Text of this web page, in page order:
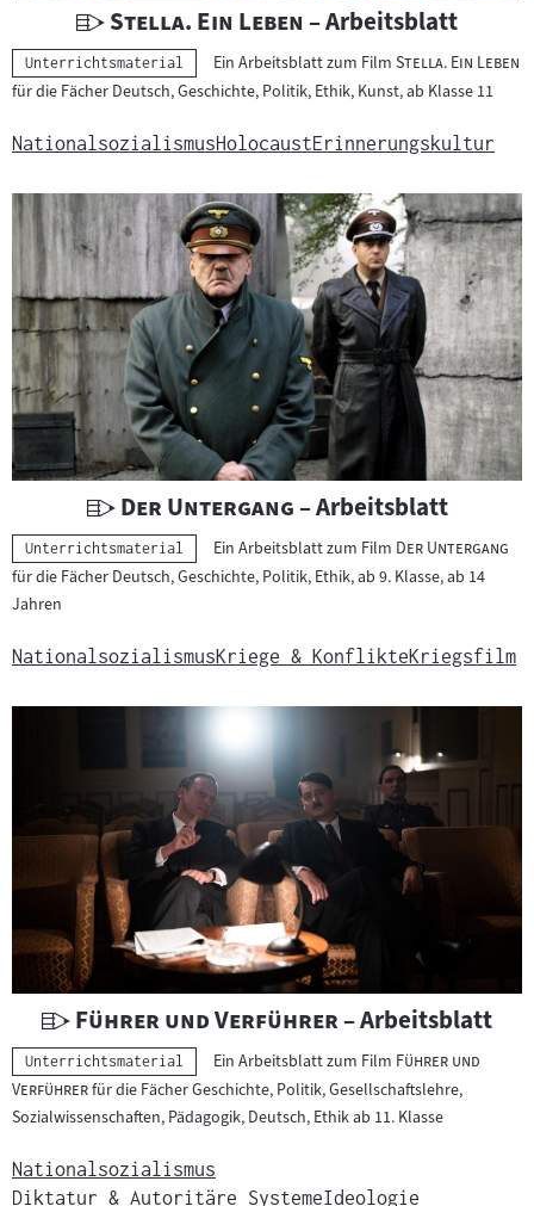
U
n
t
r
i
c
h
t
s
m
e
r
i
a
l
:
"
Stella. Ein Leben "
– Arbeitsblatt
Kategorie:
Unterrichtsmaterial Ein Arbeitsblatt zum Film "
Stella. Ein Leben
für die Fächer Deutsch, Geschichte, Politik, Ethik, Kunst, ab Klasse 11
NationalsozialismusHolocaustErinnerungskultur
U
n
t
r
c
t
m
t
e
r
a
l
:
"
Der Untergang"– Arbeitsblatt
Kategorie:
Unterrichtsmaterial Ein Arbeitsblatt zum Film "Der Untergang
für die Fächer Deutsch, Geschichte, Politik, Ethik, ab 9. Klasse, ab 14
Jahren
NationalsozialismusKriege & KonflikteKriegsfilm
U
n
t
e
r
i
"
Führer und Verführer "
– Arbeitsblatt
Kategorie:
Unterrichtsmaterial Ein Arbeitsblatt zum Film "Führer und
Verführer"für die Fächer Geschichte, Politik, Gesellschaftslehre,
Sozialwissenschaften, Pädagogik, Deutsch, Ethik ab 11. Klasse
Nationalsozialismus
Diktatur & Autoritäre SystemeIdeologie